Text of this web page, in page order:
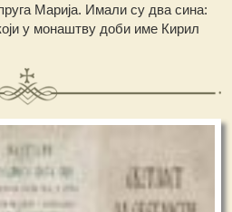
Марија. Имали су два сина:
у монаштву доби име Кирил